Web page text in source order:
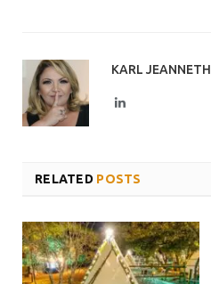
KARL JEANNETH
LinkedIn
RELATED POSTS